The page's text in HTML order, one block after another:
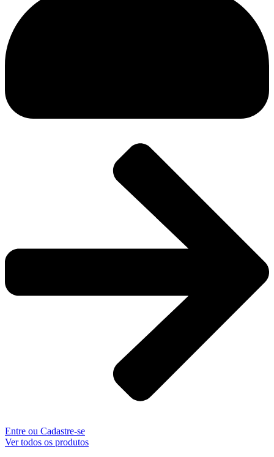
Entre ou Cadastre-se
Ver todos os produtos